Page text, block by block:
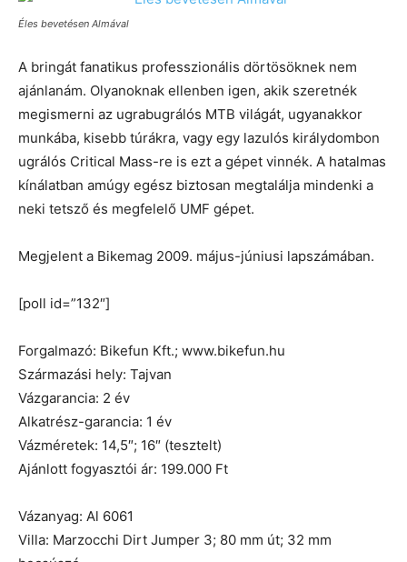
Éles bevetésen Almával
A bringát fanatikus professzionális dörtösöknek nem
ajánlanám. Olyanoknak ellenben igen, akik szeretnék
megismerni az ugrabugrálós MTB világát, ugyanakkor
munkába, kisebb túrákra, vagy egy lazulós királydombon
ugrálós Critical Mass-re is ezt a gépet vinnék. A hatalmas
kínálatban amúgy egész biztosan megtalálja mindenki a
neki tetsző és megfelelő UMF gépet.
Megjelent a Bikemag 2009. május-júniusi lapszámában.
[poll id=”132″]
Forgalmazó: Bikefun Kft.; www.bikefun.hu
Származási hely: Tajvan
Vázgarancia: 2 év
Alkatrész-garancia: 1 év
Vázméretek: 14,5″; 16″ (tesztelt)
Ajánlott fogyasztói ár: 199.000 Ft
Vázanyag: Al 6061
Villa: Marzocchi Dirt Jumper 3; 80 mm út; 32 mm